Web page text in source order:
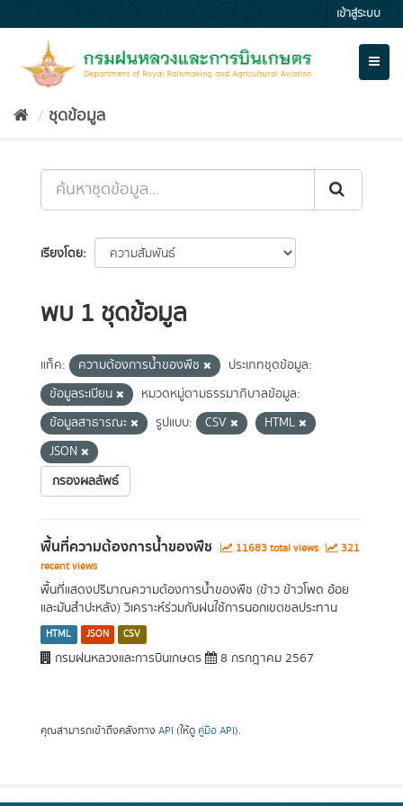
to
เข้าสู่ระบบ
ชุดข้อมูล
เรียงโดย
พบ 1 ชุดข้อมูล
แท็ค: ความต้องการน้ำของพืช
ประเภทชุดข้อมูล:
ข้อมูลระเบียน
หมวดหมู่ตามธรรมาภิบาลข้อมูล:
ข้อมูลสาธารณะ
รูปแบบ: CSV
HTML
JSON
กรองผลลัพธ์
พื้นที่ความต้องการน้ำของพืช 11683 total views
321
recent views
พื้นที่แสดงปริมาณความต้องการน้ำของพืช (ข้าว ข้าวโพด อ้อย
และมันสำปะหลัง) วิเคราะห์ร่วมกับฝนใช้การนอกเขตชลประทาน
HTML JSON CSV
กรมฝนหลวงและการบินเกษตร 8 กรกฎาคม 2567
คุณสามารถเข้าถึงคลังทาง API (ให้ดู คู่มือ API).